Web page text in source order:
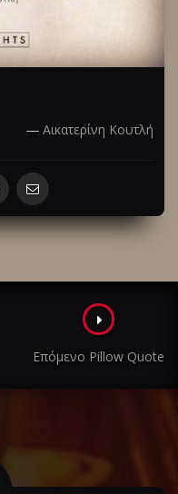
― Αικατερίνη Κουτλή
Επόμενο Pillow Quote